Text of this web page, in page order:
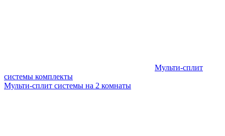
Мульти-сплит
системы комплекты
Мульти-сплит системы на 2 комнаты